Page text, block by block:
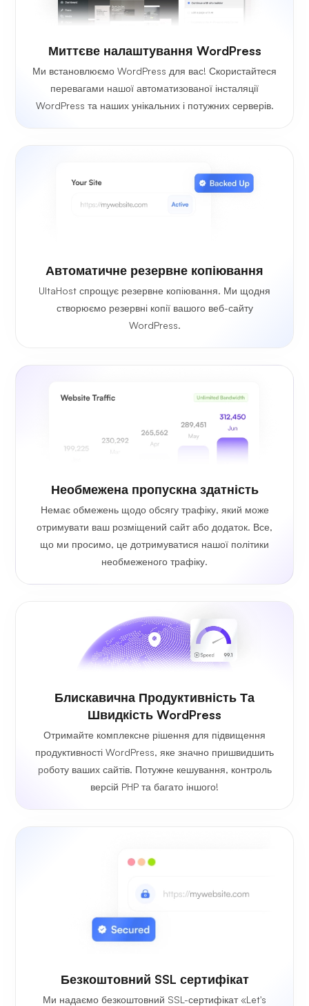
Миттєве налаштування WordPress
Ми встановлюємо WordPress для вас! Скористайтеся
перевагами нашої автоматизованої інсталяції
WordPress та наших унікальних і потужних серверів.
Автоматичне резервне копіювання
UltaHost спрощує резервне копіювання. Ми щодня
створюємо резервні копії вашого веб-сайту
WordPress.
Необмеженапропускна здатність
Немає обмежень щодо обсягу трафіку, який може
отримувати ваш розміщений сайт або додаток. Все,
що ми просимо, це дотримуватися нашої політики
необмеженого трафіку.
Блискавична Продуктивність Та
Швидкість WordPress
Отримайте комплексне рішення для підвищення
продуктивності WordPress, яке значно пришвидшить
роботу ваших сайтів. Потужне кешування, контроль
версій PHP та багато іншого!
Безкоштовний SSL сертифікат
Ми надаємо безкоштовний SSL-сертифікат «Let's